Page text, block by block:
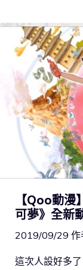
【Qoo動
可夢》全新
2019/09/29 作
這次人設好多